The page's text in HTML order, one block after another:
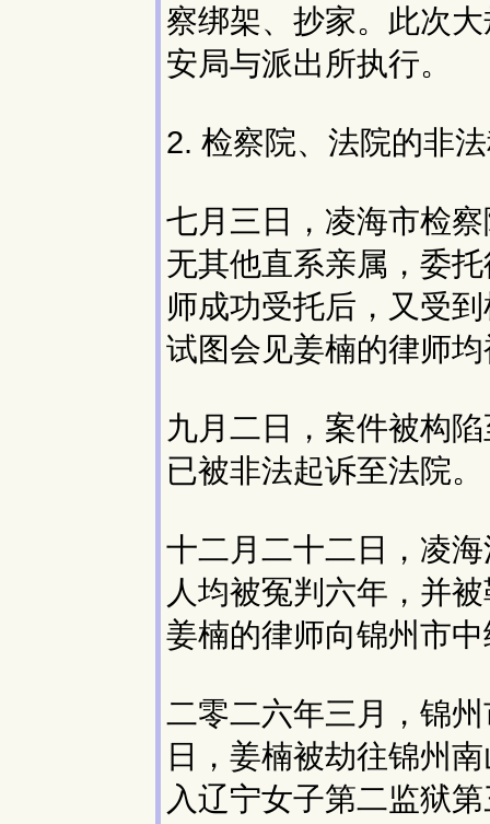
察绑架、抄家。此次
安局与派出所执行。
2. 检察院、法院的非
七月三日，凌海市检
无其他直系亲属，委
师成功受托后，又受
试图会见姜楠的律师
九月二日，案件被构
已被非法起诉至法院。
十二月二十二日，凌
人均被冤判六年，并
姜楠的律师向锦州市
二零二六年三月，锦
日，姜楠被劫往锦州
入辽宁女子第二监狱